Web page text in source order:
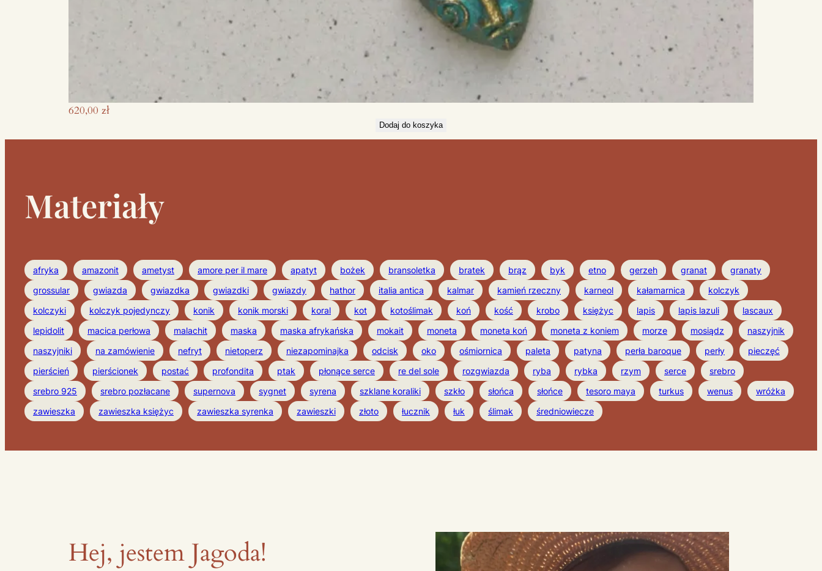
620,00 zł
Dodaj do koszyka
Materiały
afryka amazonit ametyst amore per il mare apatyt bożek bransoletka bratek brąz byk etno gerzeh granat
granaty
grossular
gwiazda gwiazdka gwiazdki gwiazdy hathor italia antica kalmar kamień rzeczny karneol kałamarnica
kolczyk
kolczyki
kolczyk pojedynczy konik konik morski koral kot kotoślimak koń kość krobo księżyc lapis lapis lazuli
lascaux
lepidolit
macica perłowa malachit maska maska afrykańska mokait moneta moneta koń moneta z koniem morze mosiądz
naszyjnik
naszyjniki
na zamówienie nefryt nietoperz niezapominajka odcisk oko ośmiornica paleta patyna perła baroque perły
pieczęć
pierścień
pierścionek postać profondita ptak płonące serce re del sole rozgwiazda ryba rybka rzym serce
srebro
srebro 925
srebro pozłacane supernova sygnet syrena szklane koraliki szkło słońca słońce tesoro maya turkus wenus
wróżka
zawieszka
zawieszka księżyc zawieszka syrenka zawieszki złoto łucznik łuk ślimak średniowiecze
Hej, jestem Jagoda!